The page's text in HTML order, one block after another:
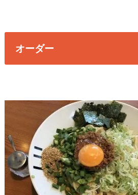
オーダー